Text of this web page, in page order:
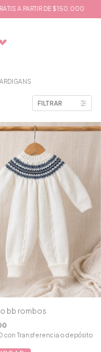
3 CUOTAS SIN
FILTRAR
bb rombos
con Transferencia o depósito